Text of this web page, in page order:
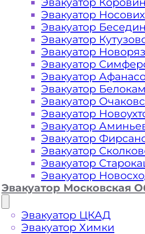
Эвакуатор
Эвакуатор
Эвакуатор
Эвакуатор
Эвакуатор
Эвакуатор
Эвакуатор
Эвакуатор
Эвакуатор
Эвакуатор
Эвакуатор
Эвакуатор
Эвакуатор
Эвакуатор
Эвакуатор Московская
Эвакуатор ЦКАД
Эвакуатор Химки